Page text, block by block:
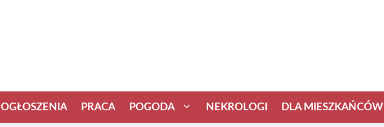
OGŁOSZENIA PRACA POGODA NEKROLOGI DLA MIESZKAŃCÓW